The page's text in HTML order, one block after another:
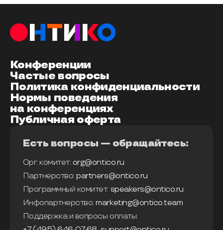
Конференции
Частые вопросы
Политика конфиденциальности
Нормы поведения
на конференциях
Публичная оферта
Есть вопросы — обращайтесь:
Орг. комитет: org@ontico.ru
Партнерство: partners@ontico.ru
Программный комитет: speakers@ontico.ru
Инфопартнерство: marketing@ontico.team
Поддержка и вопросы оплаты: